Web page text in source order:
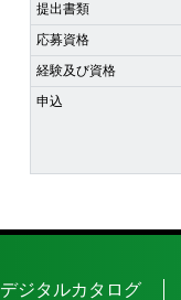
提出書類
応募資格
経験及び資格
申込
デジタルカタログ